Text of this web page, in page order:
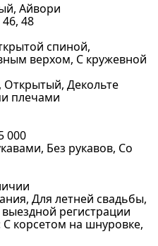
Айвори
46, 48
спиной,
верхом, С кружевной
Открытый, Декольте
плечами
000
Без рукавов, Со
Для летней свадьбы,
регистрации
С корсетом на шнуровке,